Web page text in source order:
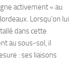
activement « au
Lorsqu’on lui
dans cette
au sous-sol, il
: ses liaisons